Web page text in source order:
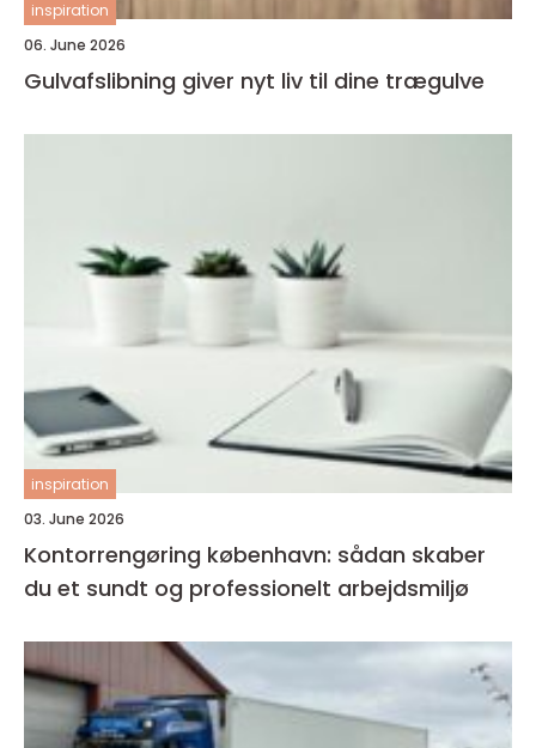
inspiration
06. June 2026
Gulvafslibning giver nyt liv til dine trægulve
inspiration
03. June 2026
Kontorrengøring københavn: sådan skaber
du et sundt og professionelt arbejdsmiljø